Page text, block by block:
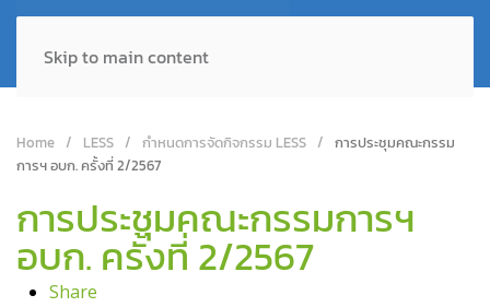
Skip to main content
Home LESS กำหนดการจัดกิจกรรม LESS
การประชุมคณะกรรม
การฯ อบก. ครั้งที่ 2/2567
การประชุมคณะกรรมการฯ
อบก. ครั้งที่ 2/2567
Share